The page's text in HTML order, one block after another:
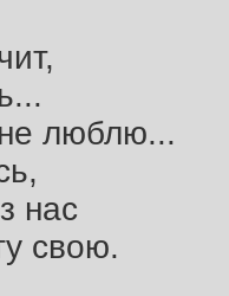
люблю...
нас
свою.